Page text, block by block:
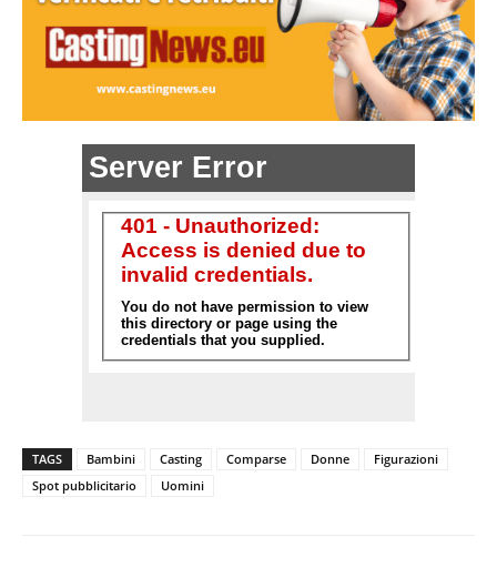
TAGS Bambini Casting Comparse Donne
Figurazioni
Spot pubblicitario
Uomini